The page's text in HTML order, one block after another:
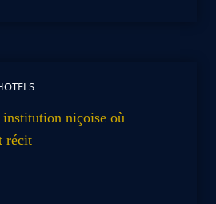
niçoise où
récit